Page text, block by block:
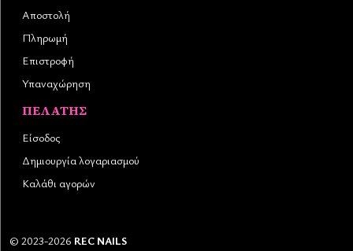
Αποστολή
Πληρωμή
Επιστροφή
Υπαναχώρηση
ΠΕΛΆΤΗΣ
Είσοδος
Δημιουργία λογαριασμού
Καλάθι αγορών
© 2023-2026 REC NAILS